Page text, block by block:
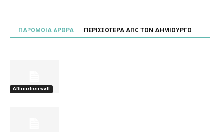
ΠΑΡΟΜΟΙΑ ΑΡΘΡΑ ΠΕΡΙΣΣΟΤΕΡΑ ΑΠΟ ΤΟΝ ΔΗΜΙΟΥΡΓΟ
Affirmation wall